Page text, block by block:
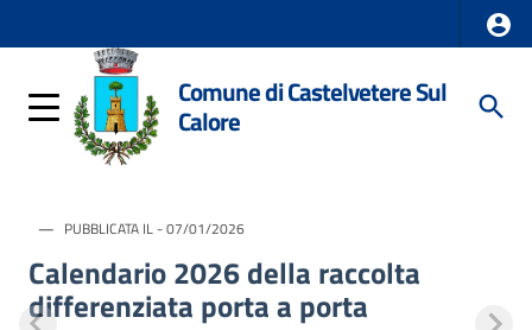
Comune di Castelvetere Sul
Calore
PUBBLICATA IL - 07/01/2026
Calendario 2026 della raccolta
differenziata porta a porta